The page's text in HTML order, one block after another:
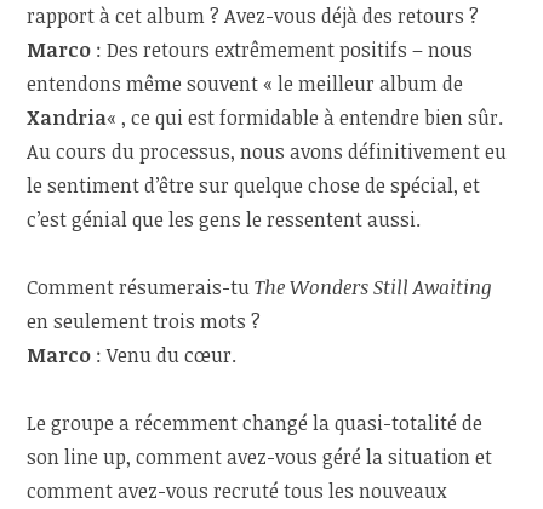
rapport à cet album ? Avez-vous déjà des retours ?
Marco : Des retours extrêmement positifs – nous
entendons même souvent « le meilleur album de
Xandria« , ce qui est formidable à entendre bien sûr.
Au cours du processus, nous avons définitivement eu
le sentiment d’être sur quelque chose de spécial, et
c’est génial que les gens le ressentent aussi.
Comment résumerais-tuThe Wonders Still Awaiting
en seulement trois mots ?
Marco : Venu du cœur.
Le groupe a récemment changé la quasi-totalité de
son line up, comment avez-vous géré la situation et
comment avez-vous recruté tous les nouveaux